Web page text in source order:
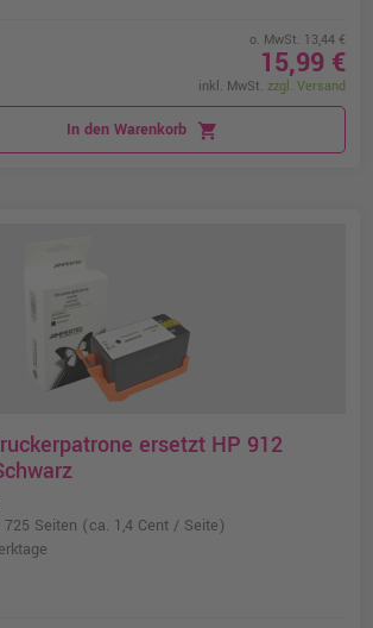
o. MwSt. 13,44 €
15,99 €
inkl. MwSt. zzgl. Versand
In den Warenkorb shopping_cart
ersetzt HP 912
725 Seiten (ca. 1,4 Cent / Seite)